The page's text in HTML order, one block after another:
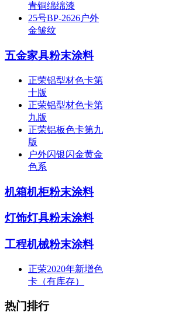
青铜绵绵漆
25号BP-2626户外
金皱纹
五金家具粉末涂料
正荣铝型材色卡第
十版
正荣铝型材色卡第
九版
正荣铝板色卡第九
版
户外闪银闪金黄金
色系
机箱机柜粉末涂料
灯饰灯具粉末涂料
工程机械粉末涂料
正荣2020年新增色
卡（有库存）
热门排行